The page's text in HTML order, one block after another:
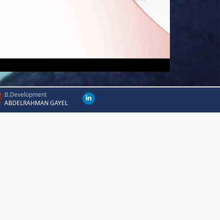
B.Development
ABDELRAHMAN GAYEL